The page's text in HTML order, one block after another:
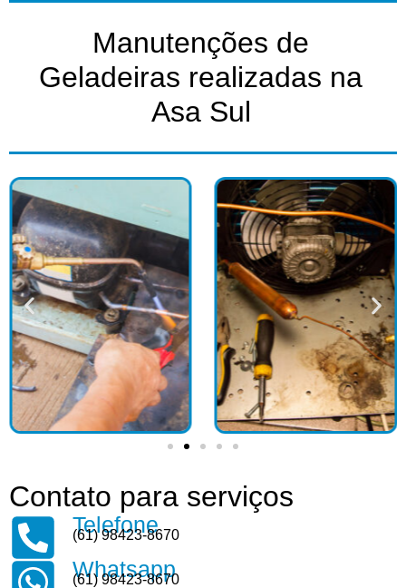
Manutenções de
Geladeiras realizadas na
Asa Sul​
Contato para serviços
Telefone
(61) 98423-8670
Whatsapp
(61) 98423-8670